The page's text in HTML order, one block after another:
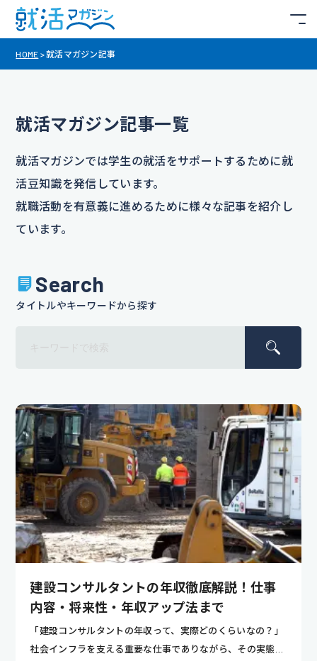
HOME >就活マガジン記事
就活マガジン記事一覧
就活マガジンでは学生の就活をサポートするために就
活豆知識を発信しています。
就職活動を有意義に進めるために様々な記事を紹介し
ています。
Search
タイトルやキーワードから探す
建設コンサルタントの年収徹底解説！仕事
内容・将来性・年収アップ法まで
「建設コンサルタントの年収って、実際どのくらいなの？」
社会インフラを支える重要な仕事でありながら、その実態は